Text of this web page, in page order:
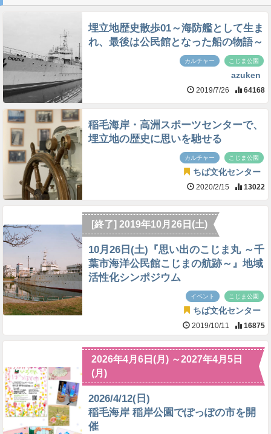
埋立地歴史散歩01～海防艦として生ま
れ、最後は公民館となった船の物語～
カルチャー こじま公園
azuken
2019/7/26 64168
稲毛海岸・高洲スポーツセンターで、
埋立地の歴史に思いを馳せる
カルチャー こじま公園
ちば文化センター
2020/2/15 13022
[終了] 2019年10月26日(土)
10月26日(土)『思い出のこじま丸 ～千
葉市海洋公民館こじまの航跡～』地域
活性化シンポジウム
イベント こじま公園
ちば文化センター
2019/10/11 16875
2026年4月6日(月) ～2027年4月5日
(月)
2026/4/12(日)
稲毛海岸 稲岸公園でぽっぽの市を開
催